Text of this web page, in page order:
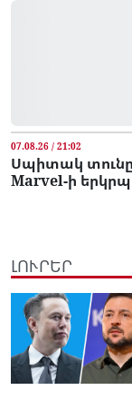
07.08.26 / 21:02
Սպիտակ տունը
Marvel-ի
ԼՈՒՐԵՐ